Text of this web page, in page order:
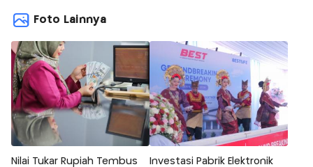
Foto Lainnya
Nilai Tukar Rupiah Tembus
Investasi Pabrik Elektronik